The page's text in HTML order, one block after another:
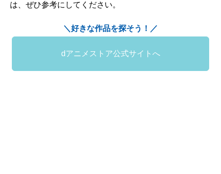
は、ぜひ参考にしてください。
＼好きな作品を探そう！／
dアニメストア公式サイトへ